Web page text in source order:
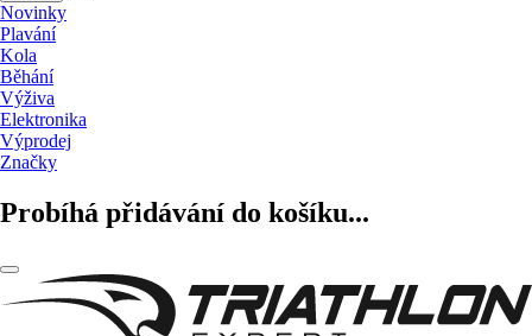
Novinky
Plavání
Kola
Běhání
Výživa
Elektronika
Výprodej
Značky
Probíhá přidávání do košíku...